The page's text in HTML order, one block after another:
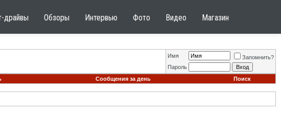
драйвы Обзоры Интервью Фото Видео Магазин
Имя
Запомнить?
Пароль
Сообщения за день Поиск